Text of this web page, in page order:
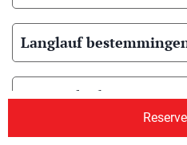
Langlauf
Reisaanbod zomer